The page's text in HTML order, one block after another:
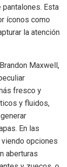
Esta
íconos como
la atención
Maxwell,
fresco y
y fluidos,
En las
opciones
aberturas